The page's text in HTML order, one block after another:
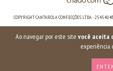
Ao navegar por este site você aceita
experiência
COPYRIGHT CANTAROLA CONFECÇÕES LTDA -